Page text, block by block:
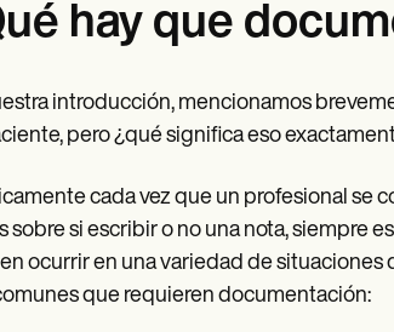
hay que
introducción, mencionamos
pero ¿qué significa eso
cada vez que un profesional se
sobre si escribir o no una nota, siempre
ocurrir en una variedad de situaciones
que requieren documentación: